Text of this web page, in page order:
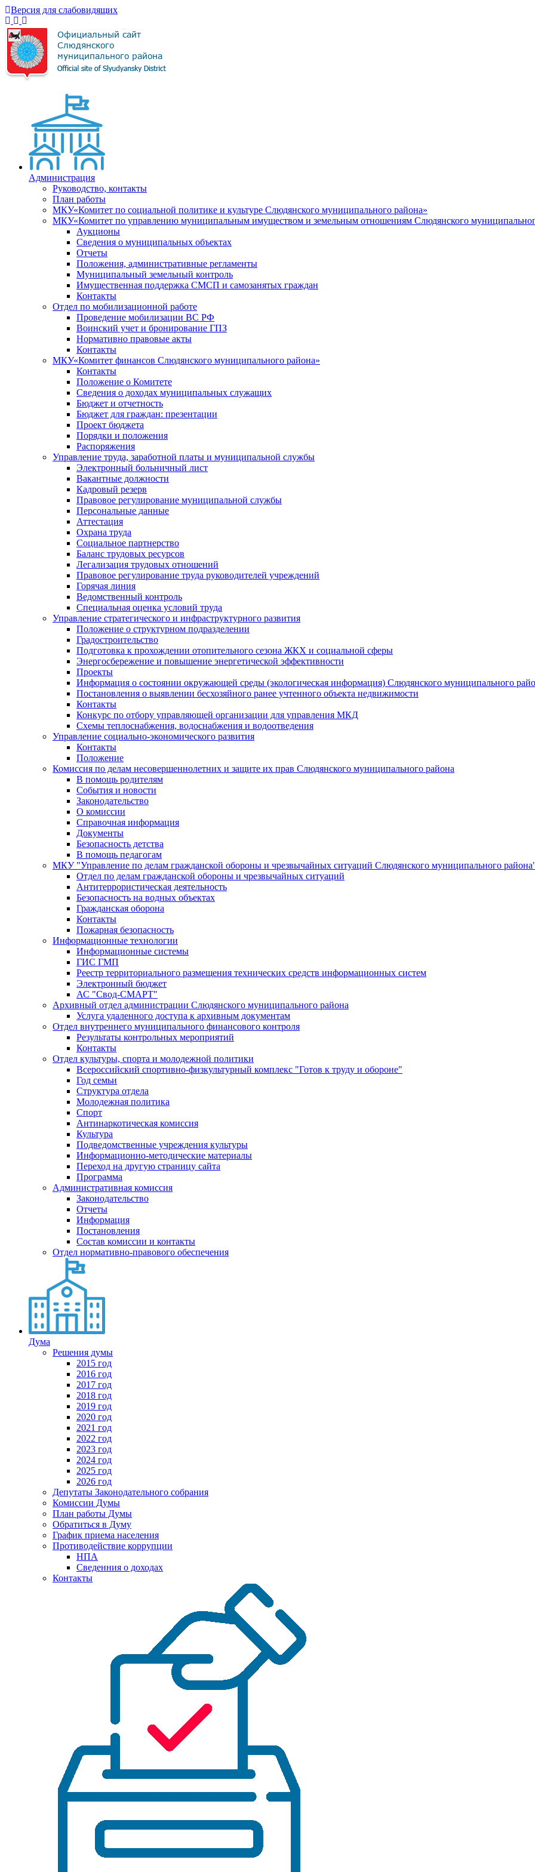
Версия для слабовидящих
Администрация
Руководство, контакты
План работы
МКУ«Комитет по социальной политике и культуре Слюдянского муниципального района»
МКУ«Комитет по управлению муниципальным имуществом и земельным отношениям Слюдянского
Аукционы
Сведения о муниципальных объектах
Отчеты
Положения, административные регламенты
Муниципальный земельный контроль
Имущественная поддержка СМСП и самозанятых граждан
Контакты
Отдел по мобилизационной работе
Проведение мобилизации ВС РФ
Воинский учет и бронирование ГПЗ
Нормативно правовые акты
Контакты
МКУ«Комитет финансов Слюдянского муниципального района»
Контакты
Положение о Комитете
Сведения о доходах муниципальных служащих
Бюджет и отчетность
Бюджет для граждан: презентации
Проект бюджета
Порядки и положения
Распоряжения
Управление труда, заработной платы и муниципальной службы
Электронный больничный лист
Вакантные должности
Кадровый резерв
Правовое регулирование муниципальной службы
Персональные данные
Аттестация
Охрана труда
Социальное партнерство
Баланс трудовых ресурсов
Легализация трудовых отношений
Правовое регулирование труда руководителей учреждений
Горячая линия
Ведомственный контроль
Специальная оценка условий труда
Управление стратегического и инфраструктурного развития
Положение о структурном подразделении
Градостроительство
Подготовка к прохождении отопительного сезона ЖКХ и социальной сферы
Энергосбережение и повышение энергетической эффективности
Проекты
Информация о состоянии окружающей среды (экологическая информация) Слюдянского муниципального
Постановления о выявлении бесхозяйного ранее учтенного объекта недвижимости
Контакты
Конкурс по отбору управляющей организации для управления МКД
Схемы теплоснабжения, водоснабжения и водоотведения
Управление социально-экономического развития
Контакты
Положение
Комиссия по делам несовершеннолетних и защите их прав Слюдянского муниципального района
В помощь родителям
События и новости
Законодательство
О комиссии
Справочная информация
Документы
Безопасность детства
В помощь педагогам
МКУ "Управление по делам гражданской обороны и чрезвычайных ситуаций Слюдянского муниципального
Отдел по делам гражданской обороны и чрезвычайных ситуаций
Антитеррористическая деятельность
Безопасность на водных объектах
Гражданская оборона
Контакты
Пожарная безопасность
Информационные технологии
Информационные системы
ГИС ГМП
Реестр территориального размещения технических средств информационных систем
Электронный бюджет
АС "Свод-СМАРТ"
Архивный отдел администрации Слюдянского муниципального района
Услуга удаленного доступа к архивным документам
Отдел внутреннего муниципального финансового контроля
Результаты контрольных мероприятий
Контакты
Отдел культуры, спорта и молодежной политики
Всероссийский спортивно-физкультурный комплекс "Готов к труду и обороне"
Год семьи
Структура отдела
Молодежная политика
Спорт
Антинаркотическая комиссия
Культура
Подведомственные учреждения культуры
Информационно-методические материалы
Переход на другую страницу сайта
Программа
Административная комиссия
Законодательство
Отчеты
Информация
Постановления
Состав комиссии и контакты
Отдел нормативно-правового обеспечения
Дума
Решения думы
2015 год
2016 год
2017 год
2018 год
2019 год
2020 год
2021 год
2022 год
2023 год
2024 год
2025 год
2026 год
Депутаты Законодательного собрания
Комиссии Думы
План работы Думы
Обратиться в Думу
График приема населения
Противодействие коррупции
НПА
Сведенния о доходах
Контакты